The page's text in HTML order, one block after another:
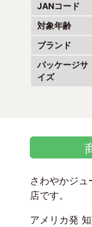
JANコード
対象年齢
ブランド
パッケージサ
イズ
さわやかジ
店です。
アメリカ発